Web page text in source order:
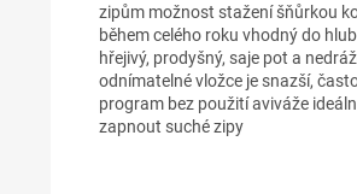
zipům možnost stažení šňůrkou
během celého roku vhodný do
hřejivý, prodyšný, saje pot a
odnímatelné vložce je snazší,
program bez použití aviváže
zapnout suché zipy